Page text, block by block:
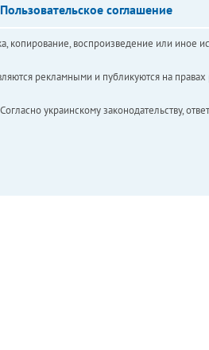
Пользовательское соглашение
воспроизведение или иное
рекламными и публикуются на правах
украинскому законодательству,